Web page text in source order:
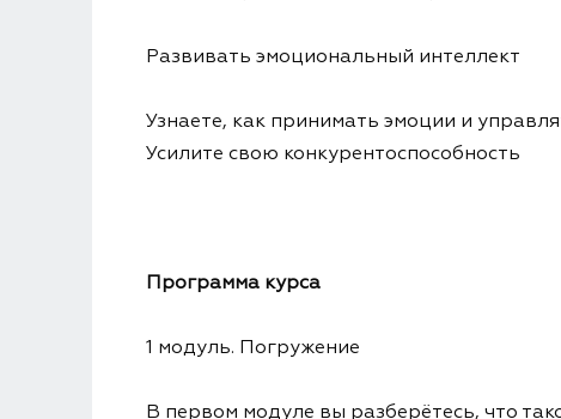
Развивать эмоциональный интеллект
Узнаете, как принимать эмоции и
Усилите свою конкурентоспособность
Программа курса
1 модуль. Погружение
В первом модуле вы разберётесь, что